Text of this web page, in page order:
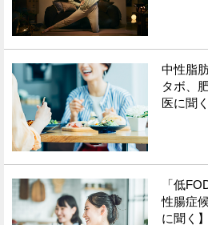
中性脂
タボ、
医に聞く
「低
性腸症
に聞く】